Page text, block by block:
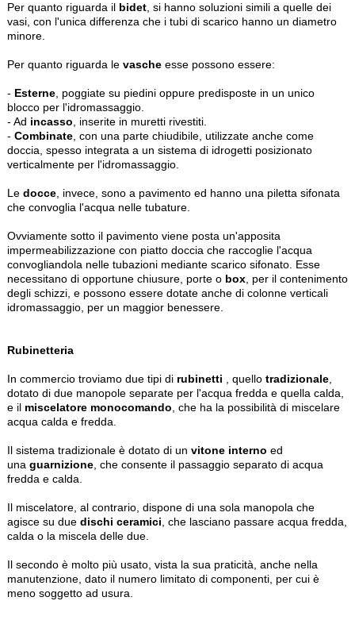
Per quanto riguarda il bidet, si hanno soluzioni simili a quelle dei
vasi, con l'unica differenza che i tubi di scarico hanno un diametro
minore.
Per quanto riguarda le vascheesse possono essere:
- Esterne, poggiate su piedini oppure predisposte in un unico
blocco per l'idromassaggio.
- Ad incasso , inserite in muretti rivestiti.
- Combinate, con una parte chiudibile, utilizzate anche come
doccia, spesso integrata a un sistema di idrogetti posizionato
verticalmente per l'idromassaggio.
Le docce, invece, sono a pavimento ed hanno una piletta sifonata
che convoglia l'acqua nelle tubature.
Ovviamente sotto il pavimento viene posta un'apposita
impermeabilizzazione con piatto doccia che raccoglie l'acqua
convogliandola nelle tubazioni mediante scarico sifonato. Esse
necessitano di opportune chiusure, porte o box, per il contenimento
degli schizzi, e possono essere dotate anche di colonne verticali
idromassaggio, per un maggior benessere.
Rubinetteria
In commercio troviamo due tipi di rubinetti , quello tradizionale,
dotato di due manopole separate per l'acqua fredda e quella calda,
e il miscelatore monocomando , che ha la possibilità di miscelare
acqua calda e fredda.
Il sistema tradizionale è dotato di un vitone interno ed
una guarnizione, che consente il passaggio separato di acqua
fredda e calda.
Il miscelatore, al contrario, dispone di una sola manopola che
agisce su due dischi ceramici , che lasciano passare acqua fredda,
calda o la miscela delle due.
Il secondo è molto più usato, vista la sua praticità, anche nella
manutenzione, dato il numero limitato di componenti, per cui è
meno soggetto ad usura.